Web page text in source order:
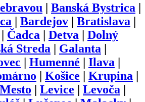
| Banská Bystrica |
| Bardejov | Bratislava |
| Čadca | Detva | Dolný
Streda | Galanta |
| Humenné | Ilava |
| Košice | Krupina |
| Levice | Levoča |